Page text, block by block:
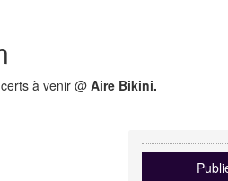
à venir @ Aire Bikini.